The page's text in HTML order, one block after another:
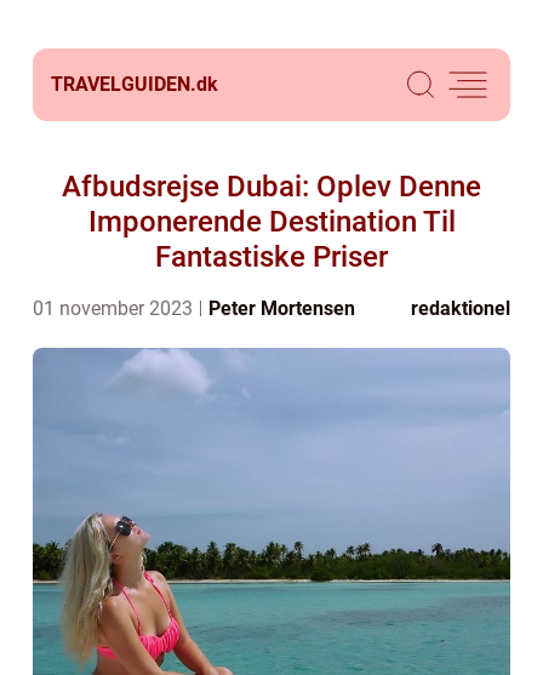
TRAVELGUIDEN.dk
Afbudsrejse Dubai: Oplev Denne
Imponerende Destination Til
Fantastiske Priser
01 november 2023 Peter Mortensen redaktionel